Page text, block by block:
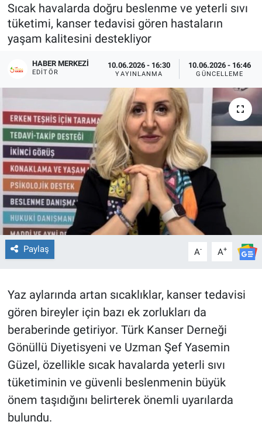
Sıcak havalarda doğru beslenme ve yeterli sıvı
tüketimi, kanser tedavisi gören hastaların
yaşam kalitesini destekliyor
HABER MERKEZI
EDITÖR
10.06.2026 - 16:30
YAYINLANMA
10.06.2026 - 16:46
GÜNCELLEME
Paylaş A- A+
Yaz aylarında artan sıcaklıklar, kanser tedavisi
gören bireyler için bazı ek zorlukları da
beraberinde getiriyor. Türk Kanser Derneği
Gönüllü Diyetisyeni ve Uzman Şef Yasemin
Güzel, özellikle sıcak havalarda yeterli sıvı
tüketiminin ve güvenli beslenmenin büyük
önem taşıdığını belirterek önemli uyarılarda
bulundu.